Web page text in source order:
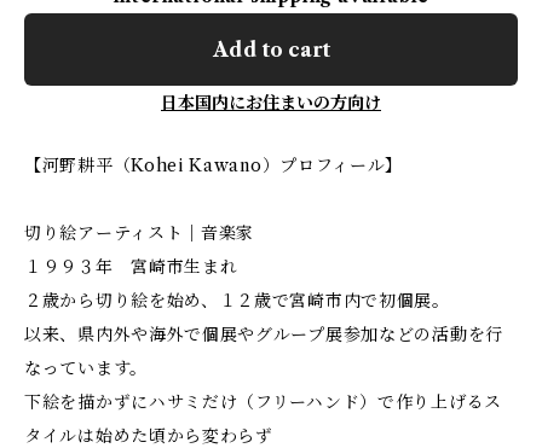
Add to cart
日本国内にお住まいの方向け
【河野耕平（Kohei Kawano）プロフィール】
切り絵アーティスト｜音楽家
１９９３年 宮崎市生まれ
２歳から切り絵を始め、１２歳で宮崎市内で初個展。
以来、県内外や海外で個展やグループ展参加などの活動を行
なっています。
下絵を描かずにハサミだけ（フリーハンド）で作り上げるス
タイルは始めた頃から変わらず